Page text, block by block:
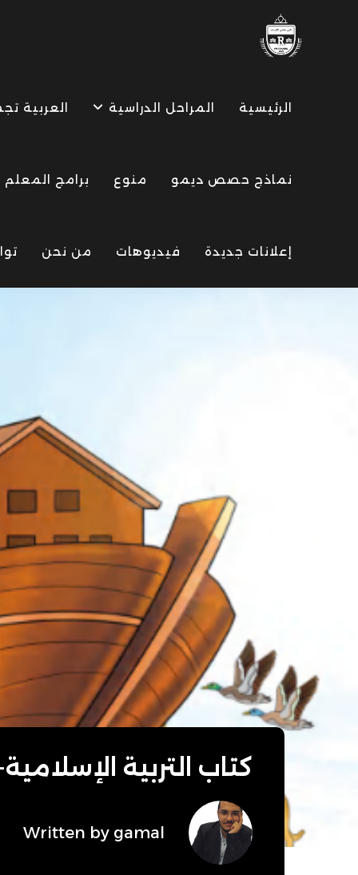
الرئيسية المراحل الدراسية العربية
نماذج حصص ديمو منوع برامج المعلم
إعلانات جديدة فيديوهات من نحن
كتاب التربية
Written by gamal